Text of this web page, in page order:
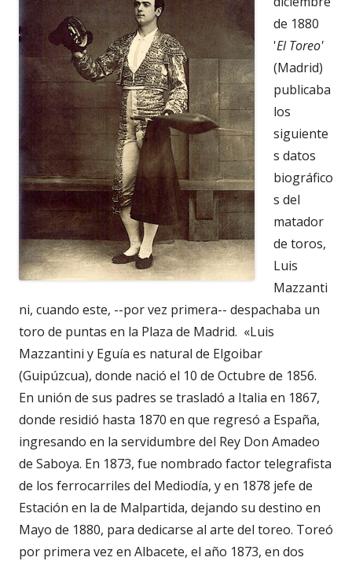
de 1880
'El Toreo'
(Madrid)
publicaba
los
siguiente
s datos
biográfico
s del
matador
de toros,
Luis
Mazzanti
ni, cuando este, --por vez primera-- despachaba un
toro de puntas en la Plaza de Madrid. «Luis
Mazzantini y Eguía es natural de Elgoibar
(Guipúzcua), donde nació el 10 de Octubre de 1856.
En unión de sus padres se trasladó a Italia en 1867,
donde residió hasta 1870 en que regresó a España,
ingresando en la servidumbre del Rey Don Amadeo
de Saboya. En 1873, fue nombrado factor telegrafista
de los ferrocarriles del Mediodía, y en 1878 jefe de
Estación en la de Malpartida, dejando su destino en
Mayo de 1880, para dedicarse al arte del toreo. Toreó
por primera vez en Albacete, el año 1873, en dos